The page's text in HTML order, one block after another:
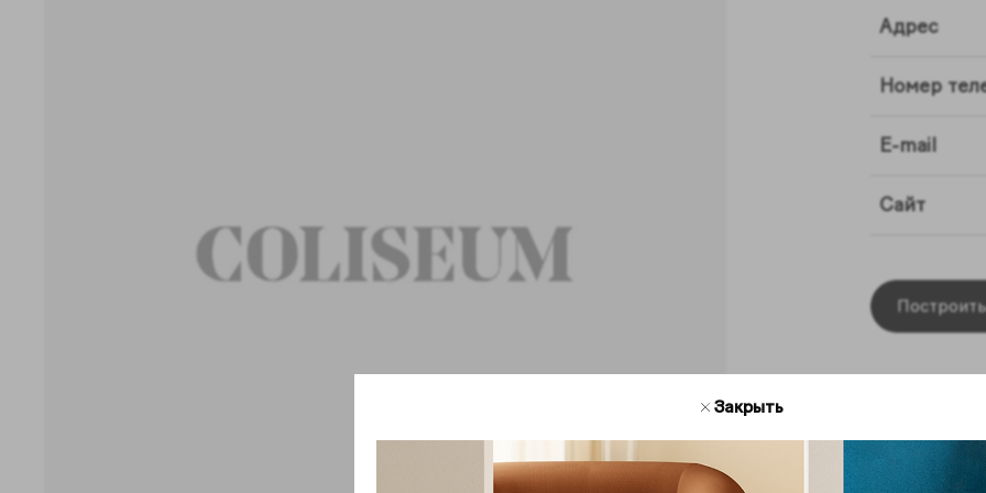
Адрес
Номер
E-mail
Сайт
Закрыть